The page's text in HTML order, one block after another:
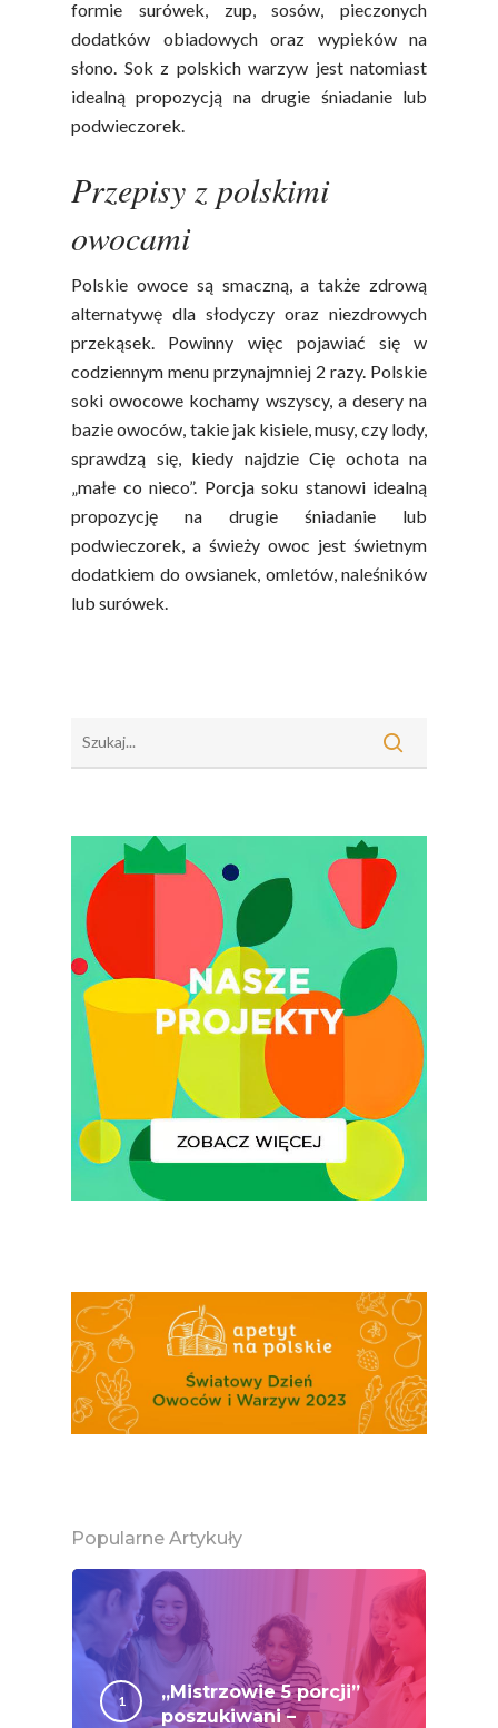
formie surówek, zup, sosów, pieczonych
dodatków obiadowych oraz wypieków na
słono. Sok z polskich warzyw jest natomiast
idealną propozycją na drugie śniadanie lub
podwieczorek.
Przepisy z polskimi
owocami
Polskie owoce są smaczną, a także zdrową
alternatywę dla słodyczy oraz niezdrowych
przekąsek. Powinny więc pojawiać się w
codziennym menu przynajmniej 2 razy. Polskie
soki owocowe kochamy wszyscy, a desery na
bazie owoców, takie jak kisiele, musy, czy lody,
sprawdzą się, kiedy najdzie Cię ochota na
„małe co nieco”. Porcja soku stanowi idealną
propozycję na drugie śniadanie lub
podwieczorek, a świeży owoc jest świetnym
dodatkiem do owsianek, omletów, naleśników
lub surówek.
Popularne Artykuły
„Mistrzowie 5 porcji”
poszukiwani –
Polskie
Owoce
Baza Warzyw I
Kalendarz Warzyw I
Owoców
Soki
Warzywne
Fakty O Sokach
Jakość Soków
Sok Jako Porcja
Składniki Odżywcze
Sokach
Poradnik
Zdrowia
Dietetyczne ABC
Okiem Eksperta
Przepisy
Program
MOC POLSKICH
5 Porcji Warzyw,
Lub Soku
Certyfikowany
Narodowe Badania
Konsumpcji Warzyw
Owoców
Nutriscore Fakty
Federacja
Związków
Rolnych – Ziemniaki
Festiwal Młody
Ziemniak
Jemy Eko Warzywa I
Owoce
Świetnie Wpływa
Warzywa I Owoce
Super Moce
Good Move